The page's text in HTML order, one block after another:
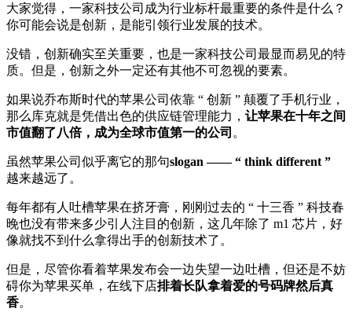
大家觉得，一家科技公司成为行业标杆最重要的条件是什么？
你可能会说是创新，是能引领行业发展的技术。
没错，创新确实至关重要，也是一家科技公司最显而易见的特
质。但是，创新之外一定还有其他不可忽视的要素。
如果说乔布斯时代的苹果公司依靠 “ 创新 ” 颠覆了手机行业，
那么库克就是凭借出色的供应链管理能力， 让苹果在十年之间
市值翻了八倍， 成为全球市值第一的公司 。
虽然苹果公司似乎离它的那句slogan —— “ think different ”
越来越远了。
每年都有人吐槽苹果在挤牙膏，刚刚过去的 “ 十三香 ” 科技春
晚也没有带来多少引人注目的创新，这几年除了 m1 芯片，好
像就找不到什么拿得出手的创新技术了。
但是，尽管你看着苹果发布会一边失望一边吐槽，但还是不妨
碍你为苹果买单，在线下店排着长队拿着爱的号码牌然后真
香。